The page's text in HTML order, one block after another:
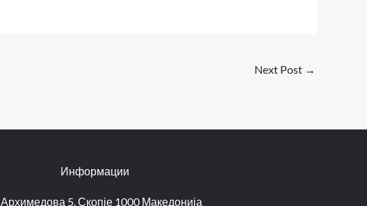
Next Post →
Информации
Архимедова 5, Скопје 1000 Македонија